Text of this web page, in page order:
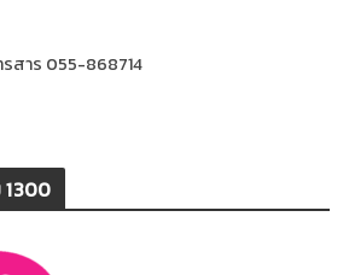
สาร 055-868714
1300